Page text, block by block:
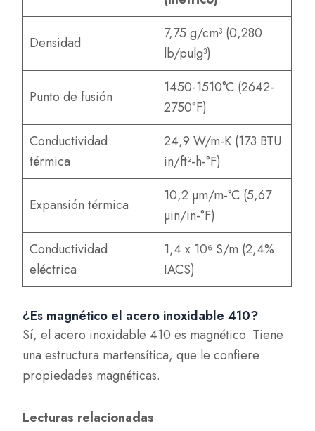
Densidad
7,75 g/cm³ (0,280
lb/pulg³)
Punto de fusión
1450-1510°C (2642-
2750°F)
Conductividad
térmica
24,9 W/m-K (173 BTU
in/ft²-h-°F)
Expansión térmica
10,2 µm/m-°C (5,67
µin/in-°F)
Conductividad
eléctrica
1,4 x 10⁶ S/m (2,4%
IACS)
¿Es magnético el acero inoxidable 410?
Sí, el acero inoxidable 410 es magnético. Tiene
una estructura martensítica, que le confiere
propiedades magnéticas.
Lecturas relacionadas